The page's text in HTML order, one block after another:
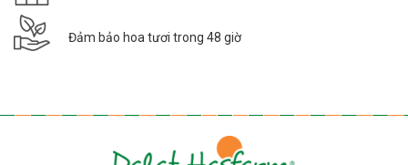
Đảm bảo hoa tươi trong 48 giờ